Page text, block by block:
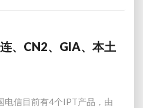
、CN2、GIA、本土
电信目前有4个IPT产品，由